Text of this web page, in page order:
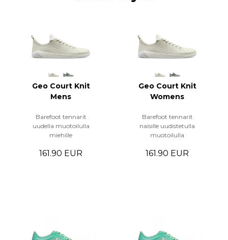
Geo Court Knit
Mens
Barefoot tennarit
uudella muotoilulla
miehille
161.90 EUR
Geo Court Knit
Womens
Barefoot tennarit
naisille uudistetulla
muotoilulla
161.90 EUR